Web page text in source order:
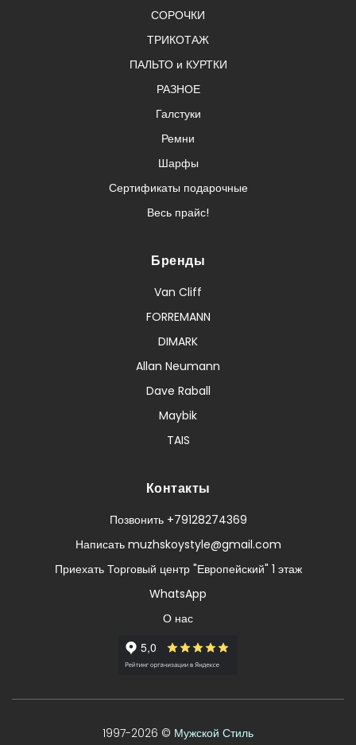
СОРОЧКИ
ТРИКОТАЖ
ПАЛЬТО и КУРТКИ
РАЗНОЕ
Галстуки
Ремни
Шарфы
Сертификаты подарочные
Весь прайс!
Бренды
Van Cliff
FORREMANN
DIMARK
Allan Neumann
Dave Raball
Maybik
TAIS
Контакты
Позвонить +79128274369
Написать muzhskoystyle@gmail.com
Приехать Торговый центр "Европейский" 1 этаж
WhatsApp
О нас
1997-2026 © Мужской Стиль